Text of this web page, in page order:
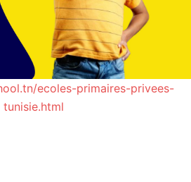
ecoles-primaires-privees-
tunisie.html